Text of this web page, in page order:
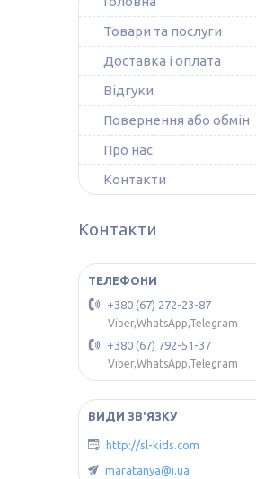
Товари та послуги
Доставка і оплата
Відгуки
Повернення або обмін
Про нас
Контакти
Контакти
+380 (67) 272-23-87
Viber,WhatsApp,Telegram
+380 (67) 792-51-37
Viber,WhatsApp,Telegram
http://sl-kids.com
maratanya@i.ua